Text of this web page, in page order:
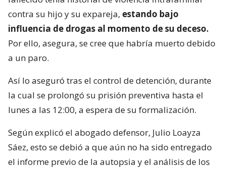
contra su hijo y su expareja, estando bajo
influencia de drogas al momento de su deceso.
Por ello, asegura, se cree que habría muerto debido
a un paro.
Así lo aseguró tras el control de detención, durante
la cual se prolongó su prisión preventiva hasta el
lunes a las 12:00, a espera de su formalización.
Según explicó el abogado defensor, Julio Loayza
Sáez, esto se debió a que aún no ha sido entregado
el informe previo de la autopsia y el análisis de los